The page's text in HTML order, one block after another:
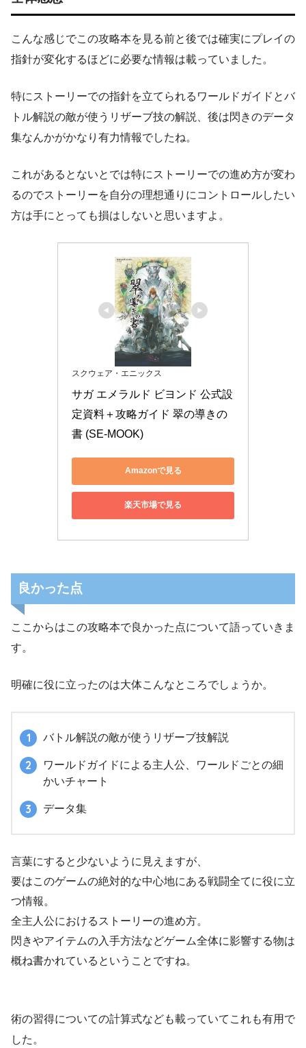
こんな感じでこの攻略本を見る前と後では確実にプレイの
指針が変化するほどに必要な情報は載っていました。
特にストーリーでの指針を立てられるワールドガイドとバ
トル解説の敵が使うリザーブ技の解説、後は閃きのデータ
集なんかがかなり有力情報でしたね。
これがあるとないとでは特にストーリーでの進め方が変わ
るのでストーリーを自分の理想通りにコントロールしたい
方は手にとっても損はしないと思いますよ。
スクウェア・エニックス
サガ エメラルド ビヨンド 公式設
定資料＋攻略ガイド 翠の導きの
書 (SE-MOOK)
Amazonで見る
楽天市場で見る
良かった点
ここからはこの攻略本で良かった点について語っていきま
す。
明確に役に立ったのは大体こんなところでしょうか。
バトル解説の敵が使うリザーブ技解説
ワールドガイドによる主人公、ワールドごとの細
かいチャート
データ集
言葉にすると少ないように見えますが、
要はこのゲームの絶対的な中心地にある戦闘全てに役に立
つ情報。
全主人公におけるストーリーの進め方。
閃きやアイテムの入手方法などゲーム全体に影響する物は
概ね書かれているということですね。
術の習得についての計算式なども載っていてこれも有用で
した。